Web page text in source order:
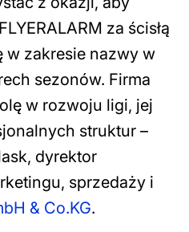
za ścisłą
w zakresie nazwy w
sezonów. Firma
w rozwoju ligi, jej
struktur –
dyrektor
sprzedaży i
& Co.KG.